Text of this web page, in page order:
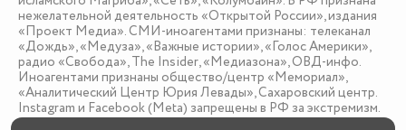
нежелательной деятельность «Открытой России», издания
«Проект Медиа». СМИ-иноагентами признаны: телеканал
«Дождь», «Медуза», «Важные истории», «Голос Америки»,
радио «Свобода», The Insider, «Медиазона», ОВД-инфо.
Иноагентами признаны общество/центр «Мемориал»,
«Аналитический Центр Юрия Левады», Сахаровский центр.
Instagram и Facebook (Metа) запрещены в РФ за экстремизм.